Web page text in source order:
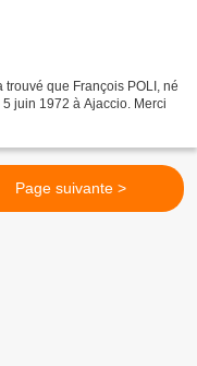
que François POLI, né
juin 1972 à Ajaccio. Merci
Page suivante >